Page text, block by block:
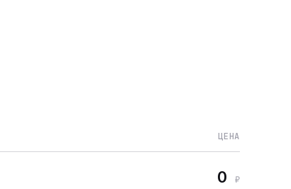
ЦЕНА
0 ₽